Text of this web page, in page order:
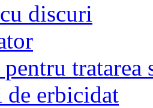
discuri
tratarea
de erbicidat